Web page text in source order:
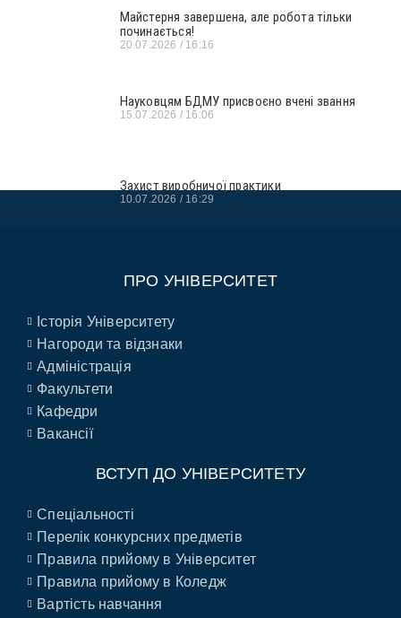
Майстерня завершена, але робота тільки
починається!
20.07.2026 16:16
Науковцям БДМУ присвоєно вчені звання
15.07.2026 16:06
Захист виробничої практики
10.07.2026 16:29
ПРО УНІВЕРСИТЕТ
Історія Університету
Нагороди та відзнаки
Адміністрація
Факультети
Кафедри
Вакансії
ВСТУП ДО УНІВЕРСИТЕТУ
Спеціальності
Перелік конкурсних предметів
Правила прийому в Університет
Правила прийому в Коледж
Вартість навчання